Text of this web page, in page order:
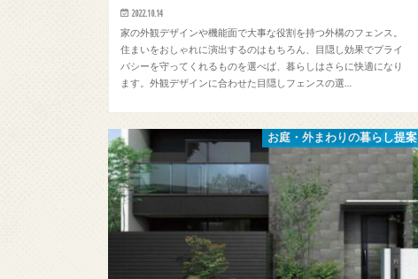
2022.10.14
家の外観デザインや機能面で大事な役割を持つ外構のフェンス。
住まいをおしゃれに演出するのはもちろん、目隠し効果でプライ
バシーを守ってくれるものを選べば、暮らしはさらに快適になり
ます。外観デザインに合わせた目隠しフェンスの選…
お庭・外まわりの暮らし提案